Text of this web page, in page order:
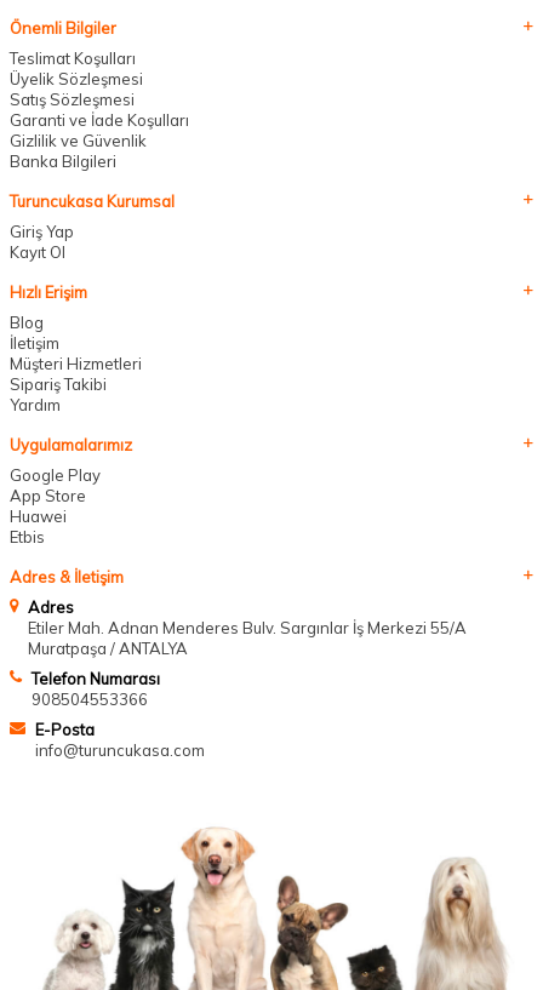
Önemli Bilgiler
Teslimat Koşulları
Üyelik Sözleşmesi
Satış Sözleşmesi
Garanti ve İade Koşulları
Gizlilik ve Güvenlik
Banka Bilgileri
Turuncukasa Kurumsal
Giriş Yap
Kayıt Ol
Hızlı Erişim
Blog
İletişim
Müşteri Hizmetleri
Sipariş Takibi
Yardım
Uygulamalarımız
Google Play
App Store
Huawei
Etbis
Adres & İletişim
Adres
Etiler Mah. Adnan Menderes Bulv. Sargınlar İş Merkezi 55/A
Muratpaşa / ANTALYA
Telefon Numarası
908504553366
E-Posta
info@turuncukasa.com